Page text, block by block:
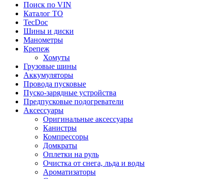
Поиск по VIN
Каталог ТО
TecDoc
Шины и диски
Манометры
Крепеж
Хомуты
Грузовые шины
Аккумуляторы
Провода пусковые
Пуско-зарядные устройства
Предпусковые подогреватели
Аксессуары
Оригинальные аксессуары
Канистры
Компрессоры
Домкраты
Оплетки на руль
Очистка от снега, льда и воды
Ароматизаторы